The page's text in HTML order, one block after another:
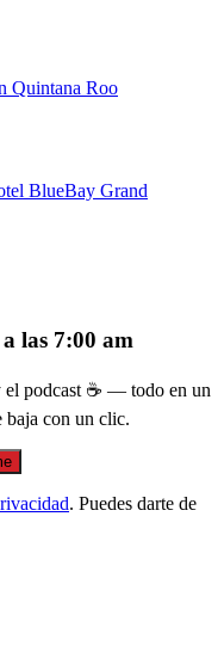
Quintana Roo
BlueBay Grand
las 7:00 am
el podcast ☕ — todo en un
baja con un clic.
. Puedes darte de